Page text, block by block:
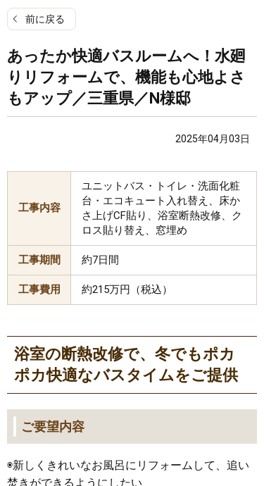
前に戻る
あったか快適バスルームへ！水廻
りリフォームで、機能も心地よさ
もアップ／三重県／N様邸
2025年04月03日
工事内容
ユニットバス・トイレ・洗面化粧
台・エコキュート入れ替え、床か
さ上げCF貼り、浴室断熱改修、ク
ロス貼り替え、窓埋め
工事期間 約7日間
工事費用 約215万円（税込）
浴室の断熱改修で、冬でもポカ
ポカ快適なバスタイムをご提供
ご要望内容
◉新しくきれいなお風呂にリフォームして、追い
焚きができるようにしたい